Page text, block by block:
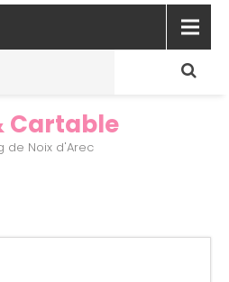
Cartable
de Noix d'Arec